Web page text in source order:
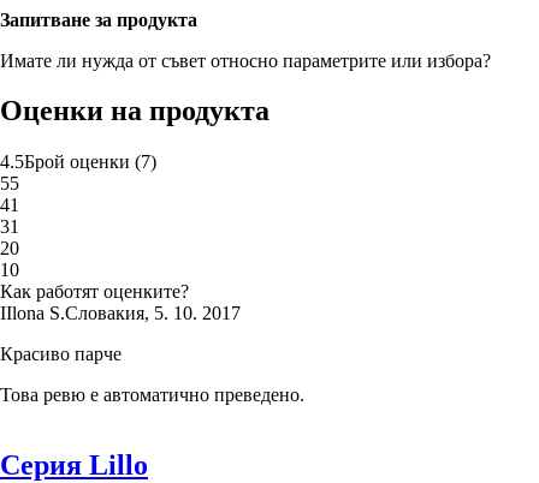
Запитване за продукта
Имате ли нужда от съвет относно параметрите или избора?
Оценки на продукта
4.5Брой оценки (7)
55
41
31
20
10
Как работят оценките?
IIlona S.Словакия, 5. 10. 2017
Красиво парче
Това ревю е автоматично преведено.
Серия Lillo